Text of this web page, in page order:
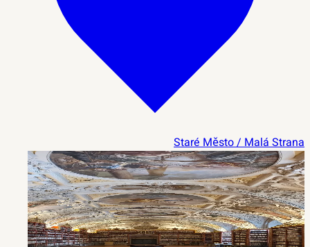
Staré Město / Malá Strana